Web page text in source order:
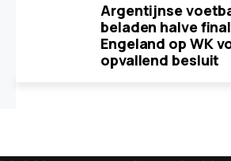
Argentijnse
beladen halve
Engeland op WK
opvallend besluit